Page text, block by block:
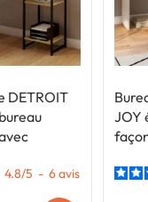
DETROIT
4.8/5 - 6avis
JOY